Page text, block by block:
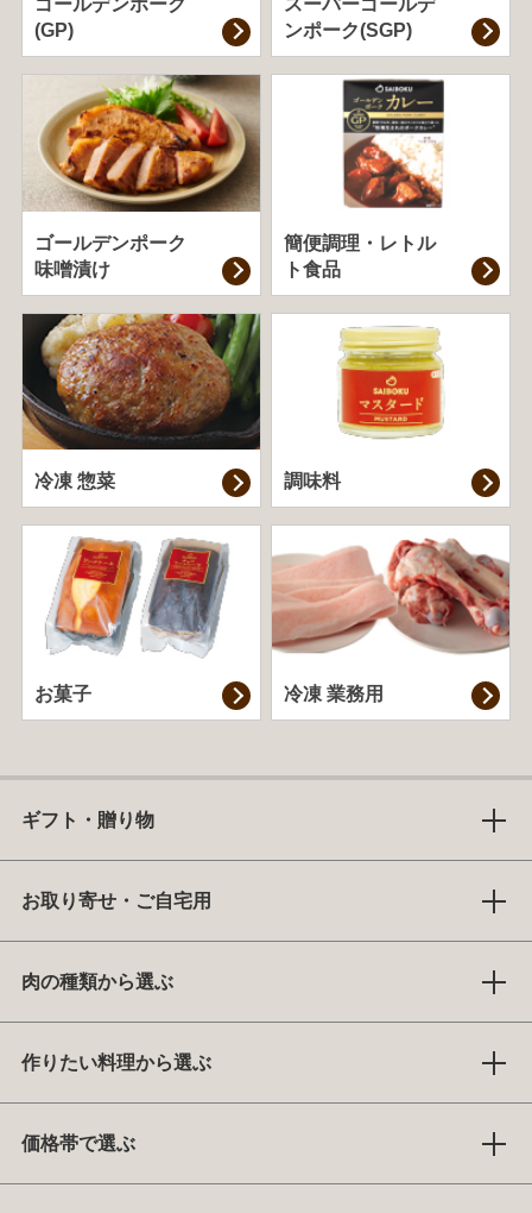
(GP)
ンポーク(SGP)
ゴールデンポーク
味噌漬け
簡便調理・ レトル
ト食品
冷凍 惣菜 調味料
お菓子 冷凍 業務用
ギフト・贈り物
お取り寄せ・ご自宅用
肉の種類から選ぶ
作りたい料理から選ぶ
価格帯で選ぶ